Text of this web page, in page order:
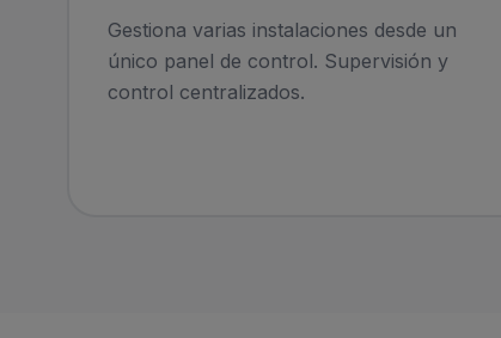
Gestiona varias instalaciones desde un
único panel de control. Supervisión y
control centralizados.